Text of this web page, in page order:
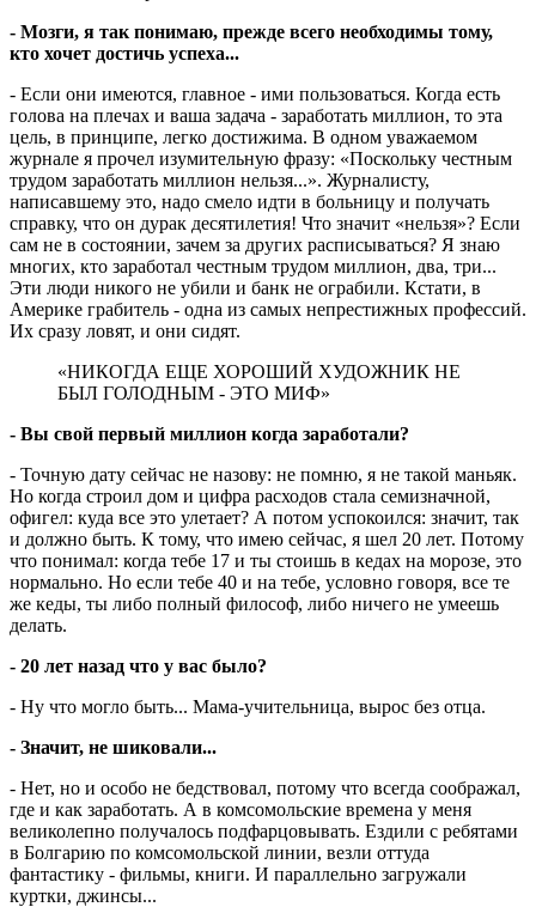
- Мозги, я так понимаю, прежде всего необходимы тому,
кто хочет достичь успеха...
- Если они имеются, главное - ими пользоваться. Когда есть
голова на плечах и ваша задача - заработать миллион, то эта
цель, в принципе, легко достижима. В одном уважаемом
журнале я прочел изумительную фразу: «Поскольку честным
трудом заработать миллион нельзя...». Журналисту,
написавшему это, надо смело идти в больницу и получать
справку, что он дурак десятилетия! Что значит «нельзя»? Если
сам не в состоянии, зачем за других расписываться? Я знаю
многих, кто заработал честным трудом миллион, два, три...
Эти люди никого не убили и банк не ограбили. Кстати, в
Америке грабитель - одна из самых непрестижных профессий.
Их сразу ловят, и они сидят.
«НИКОГДА ЕЩЕ ХОРОШИЙ ХУДОЖНИК НЕ
БЫЛ ГОЛОДНЫМ - ЭТО МИФ»
- Вы свой первый миллион когда заработали?
- Точную дату сейчас не назову: не помню, я не такой маньяк.
Но когда строил дом и цифра расходов стала семизначной,
офигел: куда все это улетает? А потом успокоился: значит, так
и должно быть. К тому, что имею сейчас, я шел 20 лет. Потому
что понимал: когда тебе 17 и ты стоишь в кедах на морозе, это
нормально. Но если тебе 40 и на тебе, условно говоря, все те
же кеды, ты либо полный философ, либо ничего не умеешь
делать.
- 20 лет назад что у вас было?
- Ну что могло быть... Мама-учительница, вырос без отца.
- Значит, не шиковали...
- Нет, но и особо не бедствовал, потому что всегда соображал,
где и как заработать. А в комсомольские времена у меня
великолепно получалось подфарцовывать. Ездили с ребятами
в Болгарию по комсомольской линии, везли оттуда
фантастику - фильмы, книги. И параллельно загружали
куртки, джинсы...